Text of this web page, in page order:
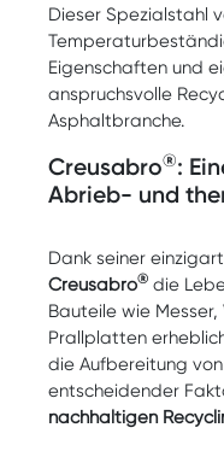
Dieser Spezialstahl
Eigenschaften und
anspruchsvolle
Asphaltbranche.
Creusabro®:
Abrieb- und
Dank seiner
Creusabro® die
Bauteile wie
Prallplatten
die Aufbereitung von
entscheidender
nachhaltigen